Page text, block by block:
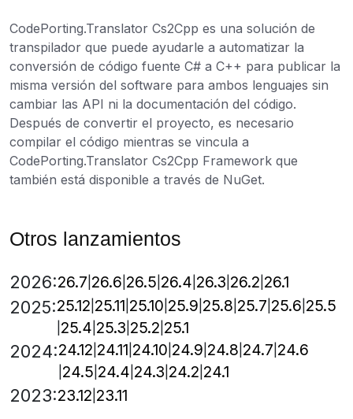
CodePorting.Translator Cs2Cpp es una solución de
transpilador que puede ayudarle a automatizar la
conversión de código fuente C# a C++ para publicar la
misma versión del software para ambos lenguajes sin
cambiar las API ni la documentación del código.
Después de convertir el proyecto, es necesario
compilar el código mientras se vincula a
CodePorting.Translator Cs2Cpp Framework que
también está disponible a través de NuGet.
Otros lanzamientos
2026:26.7 26.6 26.5 26.4 26.3 26.2 26.1
2025:25.12 25.11 25.10 25.9 25.8 25.7 25.6 25.5
25.4 25.3 25.2 25.1
2024:24.12 24.11 24.10 24.9 24.8 24.7 24.6
24.5 24.4 24.3 24.2 24.1
2023:23.12 23.11